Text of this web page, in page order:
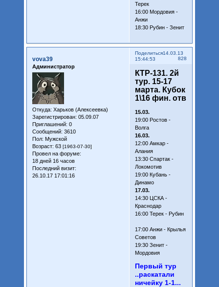
Терек
16:00 Мордовия -
Анжи
18:30 Рубин - Зенит
Поделиться
828
14.03.13
15:44:53
vova39
Администратор
Откуда: Харьков (Алексеевка)
Зарегистрирован: 05.09.07
Приглашений: 0
Сообщений: 3610
Пол: Мужской
Возраст: 63 [1963-07-30]
Провел на форуме:
18 дней 16 часов
Последний визит:
26.10.17 17:01:16
КТР-131. 2й
тур. 15-17
марта. Кубок
1\16 фин. отв
15.03.
19:00 Ростов -
Волга
16.03.
12:00 Амкар -
Алания
13:30 Спартак -
Локомотив
19:00 Кубань -
Динамо
17.03.
14:30 ЦСКА -
Краснодар
16:00 Терек - Рубин
17:00 Анжи - Крылья
Советов
19:30 Зенит -
Мордовия
Первый тур
..раскатали
ничейку 1-1...